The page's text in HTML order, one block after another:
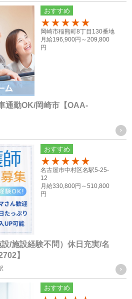
方公共団体又はその委託を受けた
行することに対して協力する必要
人様の同意を得ることによって当
すおそれがある場合
るため、利用目的の達成に必要な
の全部又は一部を委託する場合
た個人情報を、下記に記載したグ
する場合があります。
ロ
目及び利用目的
方の個人情報
手続き（年金、労働保険等）を行
の人事担当者がその目的の限りに
通勤OK/岡崎市【OAA-
おすすめ
100
岡崎市稲熊町8丁目130番地
月給196,900円～209,800
円
/施設経験不問）休日充実/名
】
おすすめ
100
名古屋市中村区名駅5-25-
12
月給330,800円～510,800
円
おすすめ